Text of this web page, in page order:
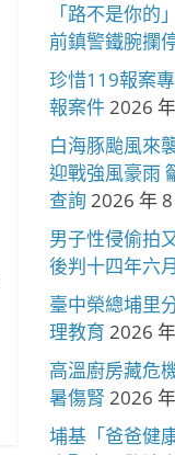
「路不是你
前鎮警鐵腕攔
珍惜119報案
報案件2026
白海豚颱風來
迎戰強風豪雨
查詢 2026 年
男子性侵偷拍
後判十四年六
臺中榮總埔里
理教育 2026
高溫廚房藏危
暑傷腎 2026
埔基「爸爸健